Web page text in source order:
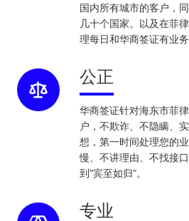
国内所有城市的客户，
几十个国家。以及在菲
理每日和华商签证有业务
公正
华商签证针对海东市菲
户，不欺诈、不隐瞒、
想，第一时间处理您的
慢、不讲理由、不找接
到“宾至如归”。
专业